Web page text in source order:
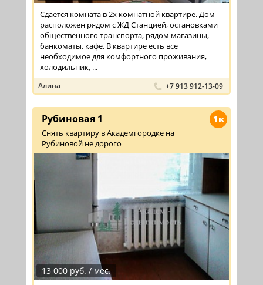
Сдается комната в 2х комнатной квартире. Дом
расположен рядом с ЖД Станцией, остановками
общественного транспорта, рядом магазины,
банкоматы, кафе. В квартире есть все
необходимое для комфортного проживания,
холодильник, ...
Алина +7 913 912-13-09
1к
Рубиновая 1
Снять квартиру в Академгородке на
Рубиновой не дорого
13 000 руб. / мес.